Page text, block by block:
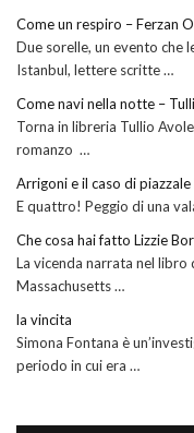
Come un respiro – Ferzan
Due sorelle, un evento che
Istanbul, lettere scritte …
Come navi nella notte –
Torna in libreria Tullio
romanzo …
Arrigoni e il caso di
E quattro! Peggio di una
Che cosa hai fatto Lizzie
La vicenda narrata nel libro
Massachusetts …
la vincita
Simona Fontana è
periodo in cui era …